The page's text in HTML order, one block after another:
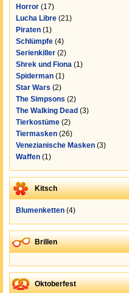
Horror (17)
Lucha Libre (21)
Piraten (1)
Schlümpfe (4)
Serienkiller (2)
Shrek und Fiona (1)
Spiderman (1)
Star Wars (2)
The Simpsons (2)
The Walking Dead (3)
Tierkostüme (2)
Tiermasken (26)
Venezianische Masken (3)
Waffen (1)
Kitsch
Blumenketten (4)
Brillen
Oktoberfest